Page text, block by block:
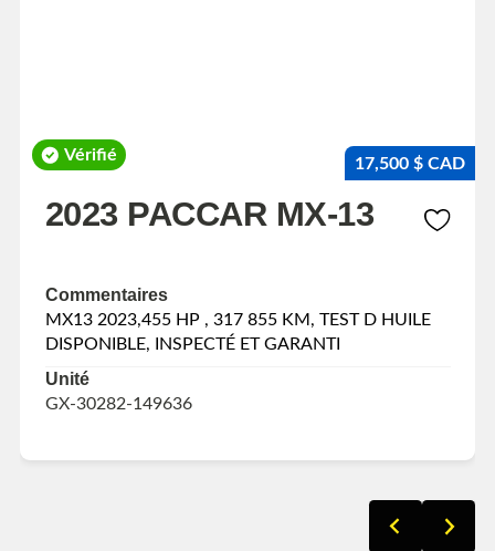
Vérifié 17,500 $ CAD
2023 PACCAR MX-13
Commentaires
MX13 2023,455 HP , 317 855 KM, TEST D HUILE
DISPONIBLE, INSPECTÉ ET GARANTI
Unité
GX-30282-149636